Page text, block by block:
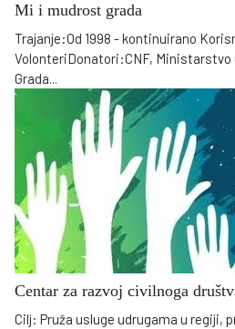
Mi i mudrost grada
Trajanje:Od 1998 - kontinuirano
VolonteriDonatori:CNF, Ministarstvo
Grada...
Centar za razvoj civilnoga
Cilj: Pruža usluge udrugama u regiji,